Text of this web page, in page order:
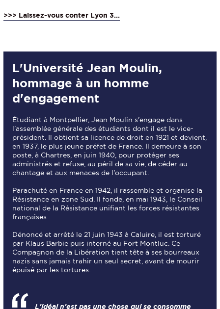
>>> Laissez-vous conter Lyon 3...
L'Université Jean Moulin,
hommage à un homme
d'engagement
Étudiant à Montpellier, Jean Moulin s'engage dans
l'assemblée générale des étudiants dont il est le vice-
président. Il obtient sa licence de droit en 1921 et devient,
en 1937, le plus jeune préfet de France. Il demeure à son
poste, à Chartres, en juin 1940, pour protéger ses
administrés et refuse, au péril de sa vie, de céder au
chantage et aux menaces de l'occupant.
Parachuté en France en 1942, il rassemble et organise la
Résistance en zone Sud. Il fonde, en mai 1943, le Conseil
national de la Résistance unifiant les forces résistantes
françaises.
Dénoncé et arrêté le 21 juin 1943 à Caluire, il est torturé
par Klaus Barbie puis interné au Fort Montluc. Ce
Compagnon de la Libération tient tête à ses bourreaux
nazis sans jamais trahir un seul secret, avant de mourir
épuisé par les tortures.
L'idéal n'est pas une chose qui se consomme